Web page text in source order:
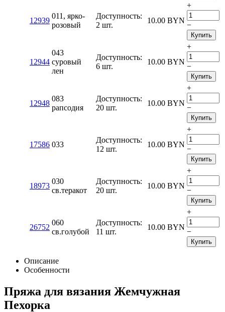
12939
011, ярко-
розовый
Доступность:
2 шт.
10.00 BYN
+
−
Купить
12944
043
суровый
лен
Доступность:
6 шт.
10.00 BYN
+
−
Купить
12948
083
рапсодия
Доступность:
20 шт.
10.00 BYN
+
−
Купить
17586 033
Доступность:
12 шт.
10.00 BYN
+
−
Купить
18973
030
св.теракот
Доступность:
20 шт.
10.00 BYN
+
−
Купить
26752
060
св.голубой
Доступность:
11 шт.
10.00 BYN
+
−
Купить
Описание
Особенности
Пряжа для вязания Жемчужная
Пехорка